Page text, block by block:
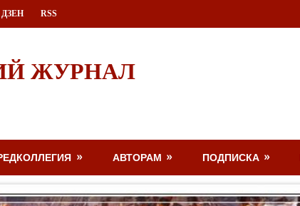
ДЗЕН RSS
ЖУРНАЛ
АВТОРАМ ПОДПИСКА